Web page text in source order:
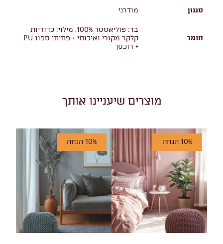
סגנון מודרני
חומר
בד: פוליאסטר 100%, מילוי: כדוריות
קלקר מקורי ואיכותי + פתיתי ספוג PU
+ רוכסן
מוצרים שיעניינו אותך
10% הנחה 10% הנחה